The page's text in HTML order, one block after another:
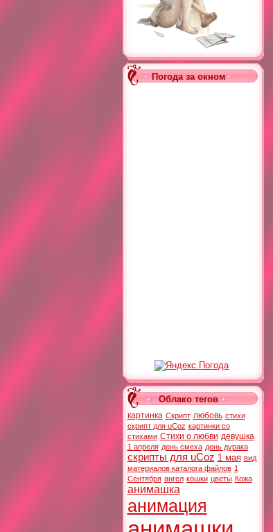
Погода за окном
Облако тегов
картинка Скрипт любовь стихи
скрипт для uCoz картинки со
стихами Стихи о любви девушка
1 апреля день смеха день дурака
скрипты для uCoz 1 мая вид
материалов каталога файлов 1
Сентября ангел кошки цветы Кожа
анимашка
анимация